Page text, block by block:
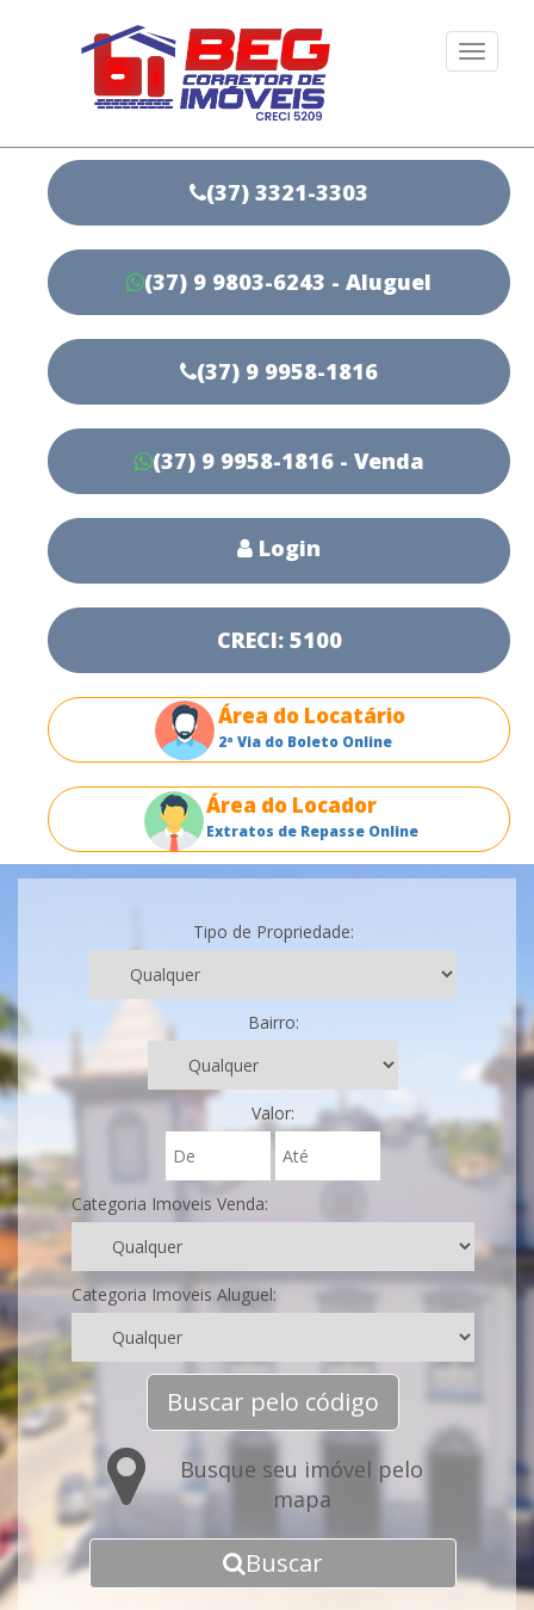
(37) 3321-3303
(37) 9 9803-6243 - Aluguel
(37) 9 9958-1816
(37) 9 9958-1816 - Venda
Login
CRECI: 5100
Área do Locatário
2ª Via do Boleto Online
Área do Locador
Extratos de Repasse Online
Tipo de Propriedade:
Bairro:
Valor:
Categoria Imoveis Venda:
Categoria Imoveis Aluguel:
Buscar pelo código
Busque seu imóvel pelo
mapa
Buscar